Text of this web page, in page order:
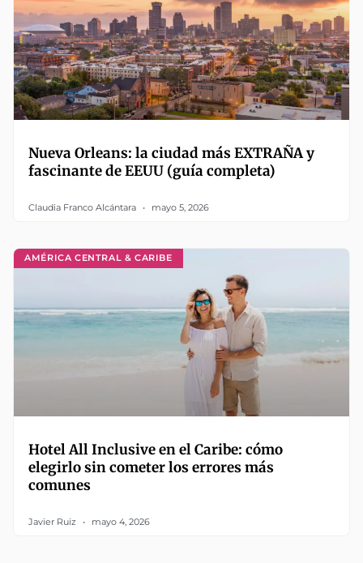
Nueva Orleans: la ciudad más EXTRAÑA y
fascinante de EEUU (guía completa)
Claudia Franco Alcántara mayo 5, 2026
AMÉRICA CENTRAL & CARIBE
Hotel All Inclusive en el Caribe: cómo
elegirlo sin cometer los errores más
comunes
Javier Ruiz mayo 4, 2026